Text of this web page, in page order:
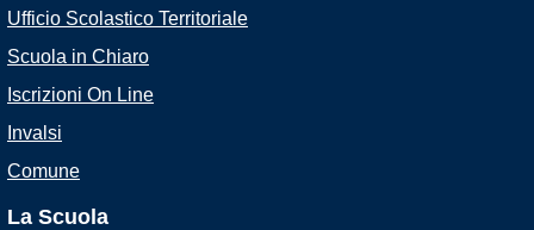
Ufficio Scolastico Territoriale
Scuola in Chiaro
Iscrizioni On Line
Invalsi
Comune
La Scuola